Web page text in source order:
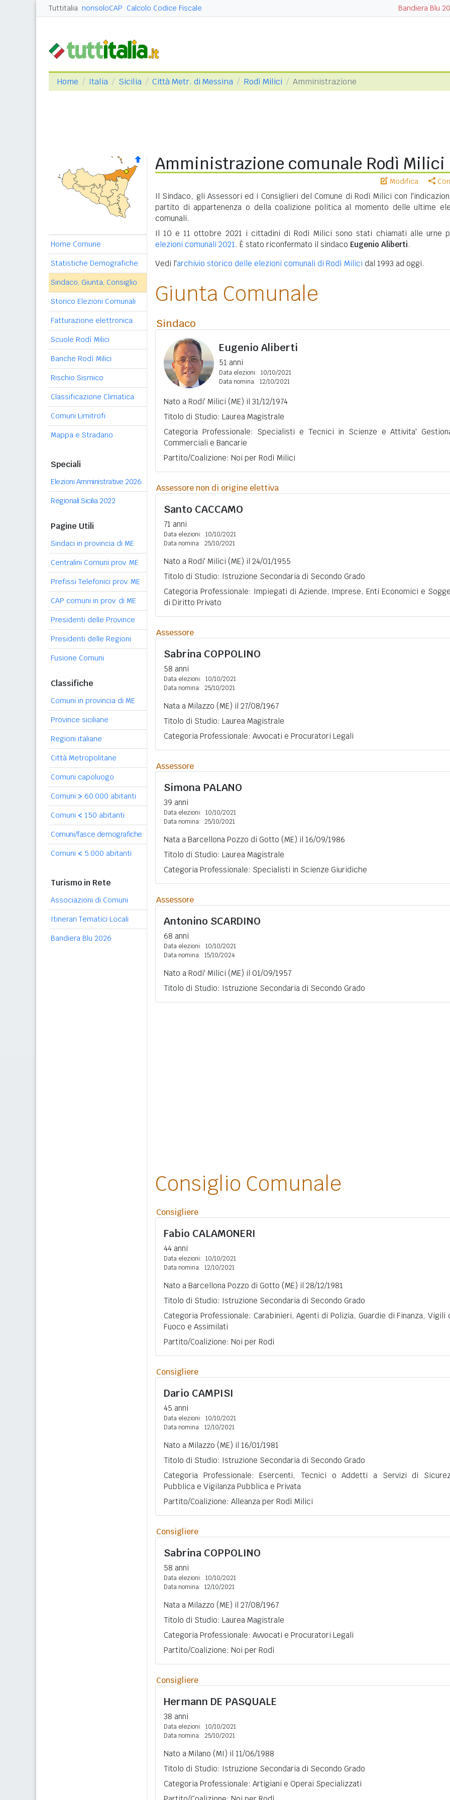
Tuttitalia nonsoloCAP Calcolo Codice Fiscale Bandiera Blu
Home Italia Sicilia Città Metr. di Messina Rodì Milici Amministrazione
Home Comune
Statistiche Demografiche
Sindaco, Giunta, Consiglio
Storico Elezioni Comunali
Fatturazione elettronica
Scuole Rodì Milici
Banche Rodì Milici
Rischio Sismico
Classificazione Climatica
Comuni Limitrofi
Mappa e Stradario
Speciali
Elezioni Amministrative 2026
Regionali Sicilia 2022
Pagine Utili
Sindaci in provincia di ME
Centralini Comuni prov. ME
Prefissi Telefonici prov. ME
CAP comuni in prov. di ME
Presidenti delle Province
Presidenti delle Regioni
Fusione Comuni
Classifiche
Comuni in provincia di ME
Province siciliane
Regioni italiane
Città Metropolitane
Comuni capoluogo
Comuni > 60.000 abitanti
Comuni < 150 abitanti
Comuni/fasce demografiche
Comuni < 5.000 abitanti
Turismo in Rete
Associazioni di Comuni
Itinerari Tematici Locali
Bandiera Blu 2026
Amministrazione comunale Rodì Milici
Modifica
Il Sindaco, gli Assessori ed i Consiglieri del Comune di Rodì Milici con
partito di appartenenza o della coalizione politica al momento delle ultime
comunali.
Il 10 e 11 ottobre 2021 i cittadini di Rodì Milici sono stati chiamati alle urne
elezioni comunali 2021. È stato riconfermato il sindaco Eugenio Aliberti.
Vedi l'archivio storico delle elezioni comunali di Rodì Milici dal 1993 ad oggi.
Giunta Comunale
Sindaco
Eugenio Aliberti
51 anni
Data elezioni: 10/10/2021
Data nomina: 12/10/2021
Nato a Rodi' Milici (ME) il 31/12/1974
Titolo di Studio: Laurea Magistrale
Categoria Professionale: Specialisti e Tecnici in Scienze e Attivita'
Commerciali e Bancarie
Partito/Coalizione: Noi per Rodì Milici
Assessore non di origine elettiva
Santo CACCAMO
71 anni
Data elezioni: 10/10/2021
Data nomina: 25/10/2021
Nato a Rodi' Milici (ME) il 24/01/1955
Titolo di Studio: Istruzione Secondaria di Secondo Grado
Categoria Professionale: Impiegati di Aziende, Imprese, Enti Economici e
di Diritto Privato
Assessore
Sabrina COPPOLINO
58 anni
Data elezioni: 10/10/2021
Data nomina: 25/10/2021
Nata a Milazzo (ME) il 27/08/1967
Titolo di Studio: Laurea Magistrale
Categoria Professionale: Avvocati e Procuratori Legali
Assessore
Simona PALANO
39 anni
Data elezioni: 10/10/2021
Data nomina: 25/10/2021
Nata a Barcellona Pozzo di Gotto (ME) il 16/09/1986
Titolo di Studio: Laurea Magistrale
Categoria Professionale: Specialisti in Scienze Giuridiche
Assessore
Antonino SCARDINO
68 anni
Data elezioni: 10/10/2021
Data nomina: 15/10/2024
Nato a Rodi' Milici (ME) il 01/09/1957
Titolo di Studio: Istruzione Secondaria di Secondo Grado
Consiglio Comunale
Consigliere
Fabio CALAMONERI
44 anni
Data elezioni: 10/10/2021
Data nomina: 12/10/2021
Nato a Barcellona Pozzo di Gotto (ME) il 28/12/1981
Titolo di Studio: Istruzione Secondaria di Secondo Grado
Categoria Professionale: Carabinieri, Agenti di Polizia, Guardie di Finanza, Vigili
Fuoco e Assimilati
Partito/Coalizione: Noi per Rodì
Consigliere
Dario CAMPISI
45 anni
Data elezioni: 10/10/2021
Data nomina: 12/10/2021
Nato a Milazzo (ME) il 16/01/1981
Titolo di Studio: Istruzione Secondaria di Secondo Grado
Categoria Professionale: Esercenti, Tecnici o Addetti a Servizi di
Pubblica e Vigilanza Pubblica e Privata
Partito/Coalizione: Alleanza per Rodì Milici
Consigliere
Sabrina COPPOLINO
58 anni
Data elezioni: 10/10/2021
Data nomina: 12/10/2021
Nata a Milazzo (ME) il 27/08/1967
Titolo di Studio: Laurea Magistrale
Categoria Professionale: Avvocati e Procuratori Legali
Partito/Coalizione: Noi per Rodì
Consigliere
Hermann DE PASQUALE
38 anni
Data elezioni: 10/10/2021
Data nomina: 25/10/2021
Nato a Milano (MI) il 11/06/1988
Titolo di Studio: Istruzione Secondaria di Secondo Grado
Categoria Professionale: Artigiani e Operai Specializzati